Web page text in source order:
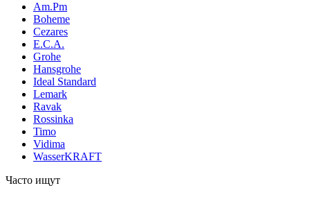
Am.Pm
Boheme
Cezares
E.C.A.
Grohe
Hansgrohe
Ideal Standard
Lemark
Ravak
Rossinka
Timo
Vidima
WasserKRAFT
Часто ищут